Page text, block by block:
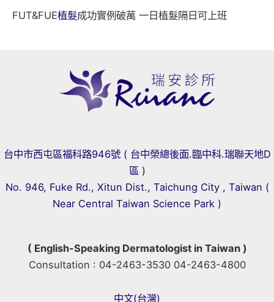
FUT&FUE植髮成功實例破萬 一日植髮隔日可上班
台中市西屯區福科路946號 ( 台中榮總後面.臨中科.瑞聯天地D
區 )
No. 946, Fuke Rd., Xitun Dist., Taichung City , Taiwan (
Near Central Taiwan Science Park )
( English-Speaking Dermatologist in Taiwan )
Consultation : 04-2463-3530 04-2463-4800
中文(台灣)